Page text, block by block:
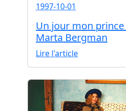
1997-10-01
Un jour mon
Marta Bergman
Lire l'article